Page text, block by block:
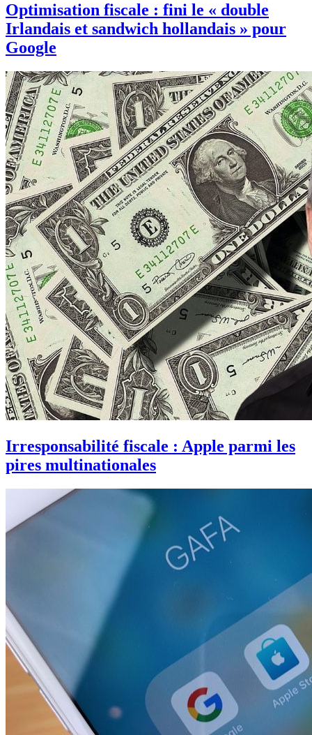
Optimisation fiscale : fini le « double
Irlandais et sandwich hollandais » pour
Google
Irresponsabilité fiscale : Apple parmi les
pires multinationales